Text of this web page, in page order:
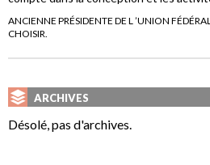
ANCIENNE PRÉSIDENTE DE L ’UNION
CHOISIR.
ARCHIVES
Désolé, pas d'archives.